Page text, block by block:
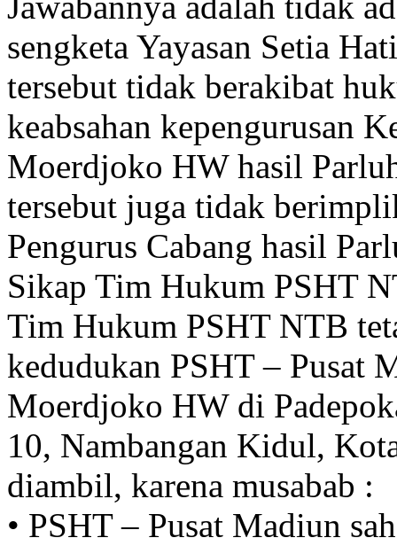
sengketa Yayasan Setia
tersebut tidak berakibat
keabsahan kepengurusan
Moerdjoko HW hasil
tersebut juga tidak
Pengurus Cabang hasil
Sikap Tim Hukum PSHT
Tim Hukum PSHT NTB
kedudukan PSHT – Pusat
Moerdjoko HW di
10, Nambangan Kidul,
diambil, karena musabab :
• PSHT – Pusat Madiun